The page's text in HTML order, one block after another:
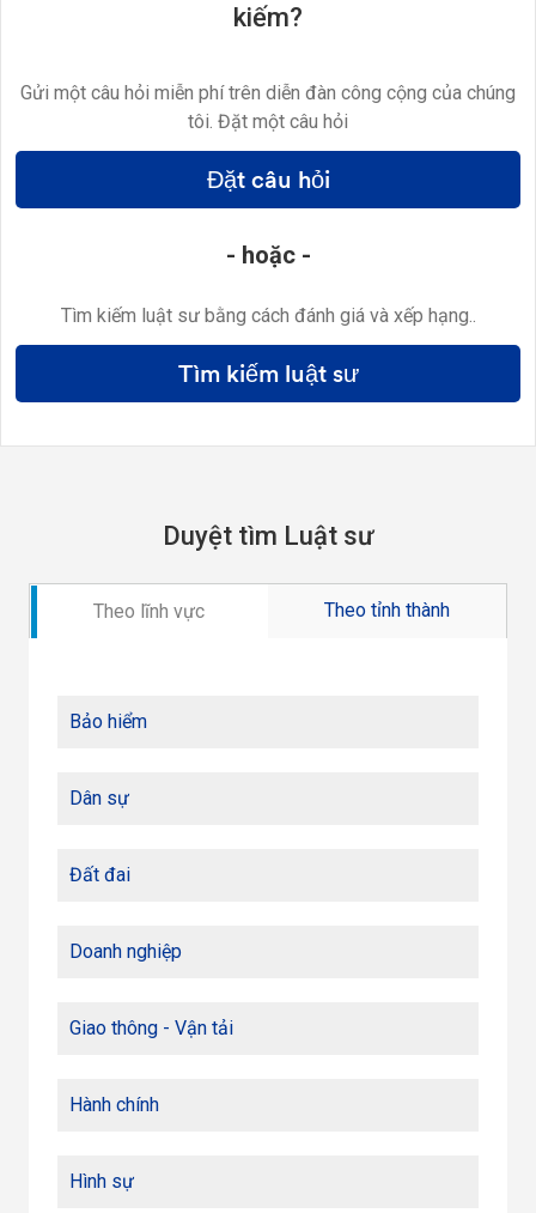
kiếm?
Gửi một câu hỏi miễn phí trên diễn đàn công cộng của chúng
tôi. Đặt một câu hỏi
Đặt câu hỏi
- hoặc -
Tìm kiếm luật sư bằng cách đánh giá và xếp hạng..
Tìm kiếm luật sư
Duyệt tìm Luật sư
Theo lĩnh vực Theo tỉnh thành
Bảo hiểm
Dân sự
Đất đai
Doanh nghiệp
Giao thông - Vận tải
Hành chính
Hình sự